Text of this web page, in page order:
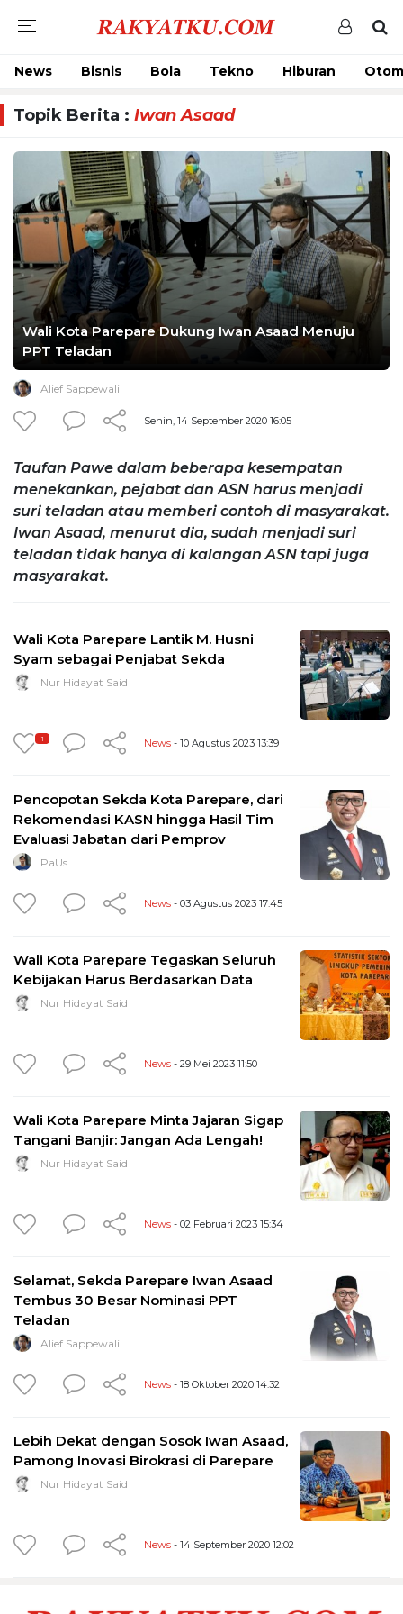
News Bisnis Bola Tekno Hiburan
Topik Berita : Iwan Asaad
Wali Kota Parepare Dukung Iwan Asaad Menuju
PPT Teladan
Alief Sappewali
Senin, 14 September 2020 16:05
Taufan Pawe dalam beberapa kesempatan
menekankan, pejabat dan ASN harus menjadi
suri teladan atau memberi contoh di masyarakat.
Iwan Asaad, menurut dia, sudah menjadi suri
teladan tidak hanya di kalangan ASN tapi juga
masyarakat.
Wali Kota Parepare Lantik M. Husni
Syam sebagai Penjabat Sekda
Nur Hidayat Said
1 News - 10 Agustus 2023 13:39
Pencopotan Sekda Kota Parepare, dari
Rekomendasi KASN hingga Hasil Tim
Evaluasi Jabatan dari Pemprov
PaUs
News - 03 Agustus 2023 17:45
Wali Kota Parepare Tegaskan Seluruh
Kebijakan Harus Berdasarkan Data
Nur Hidayat Said
News - 29 Mei 2023 11:50
Wali Kota Parepare Minta Jajaran Sigap
Tangani Banjir: Jangan Ada Lengah!
Nur Hidayat Said
News - 02 Februari 2023 15:34
Selamat, Sekda Parepare Iwan Asaad
Tembus 30 Besar Nominasi PPT
Teladan
Alief Sappewali
News - 18 Oktober 2020 14:32
Lebih Dekat dengan Sosok Iwan Asaad,
Pamong Inovasi Birokrasi di Parepare
Nur Hidayat Said
News - 14 September 2020 12:02